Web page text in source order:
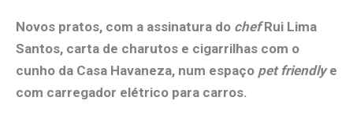
Novos pratos, com a assinatura do chefRui Lima
Santos, carta de charutos e cigarrilhas com o
cunho da Casa Havaneza, num espaço pet friendlye
com carregador elétrico para carros.